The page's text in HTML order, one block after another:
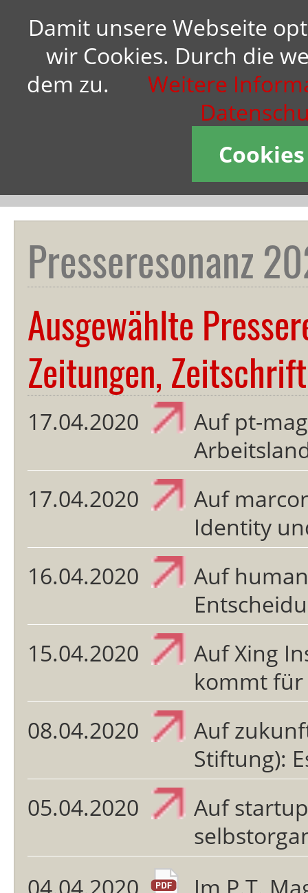
Übermorgengestalterin Anne
M. Schüller:
Ich stehe für eine
kundenzentrierte
Unternehmensführung.
Workshops,Business-
Presseresonanz
Ausgewählte
Zeitungen,
17.04.2020
Auf pt-
17.04.2020
Auf
Identity
16.04.2020
Auf
15.04.2020
Auf Xing
kommt für
08.04.2020
Auf
Stiftung):
05.04.2020
Auf
Damit unsere Webseite
wir Cookies. Durch die
dem zu.
Weitere